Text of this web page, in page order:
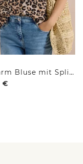
Kurzarm Bluse mit Split Neck und Leo-Print
€